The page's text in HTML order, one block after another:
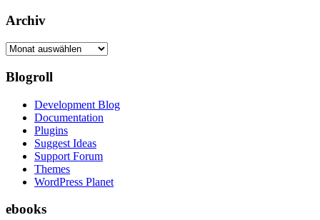
Archiv
Archiv
Blogroll
Development Blog
Documentation
Plugins
Suggest Ideas
Support Forum
Themes
WordPress Planet
ebooks